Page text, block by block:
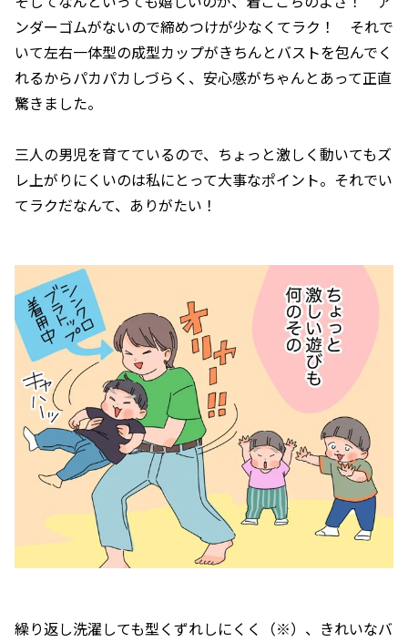
ンダーゴムがないので締めつけが少なくてラク！ それで
いて左右一体型の成型カップがきちんとバストを包んでく
れるからパカパカしづらく、安心感がちゃんとあって正直
驚きました。
三人の男児を育てているので、ちょっと激しく動いてもズ
レ上がりにくいのは私にとって大事なポイント。それでい
てラクだなんて、ありがたい！
繰り返し洗濯しても型くずれしにくく（※）、きれいなバ